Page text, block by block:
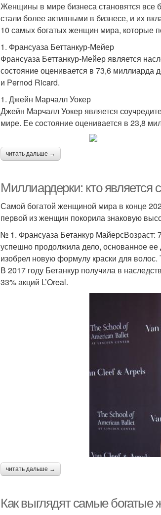
Женщины в мире бизнеса становятся все
стали более активными в бизнесе, и их
10 самых богатых женщин мира, которые
1. Франсуаза Беттанкур-Мейер
Франсуаза Беттанкур-Мейер является
состояние оценивается в 73,6 миллиарда
и Pernod Ricard.
1. Джейн Марчалл Уокер
Джейн Марчалл Уокер является
мире. Ее состояние оценивается в 23,8
читать дальше →
Миллиардерки: кто
Самой богатой женщиной мира в конце
первой из женщин покорила знаковую
№ 1. Франсуаза Бетанкур МайерсВозраст:
успешно продолжила дело, основанное
изобрел новую формулу краски для волос.
В 2017 году Бетанкур получила в
33% акций L’Oreal.
читать дальше →
Как выглядят самые